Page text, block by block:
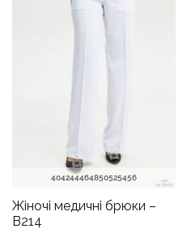
404244464850525456
Жіночі медичні брюки –
B214